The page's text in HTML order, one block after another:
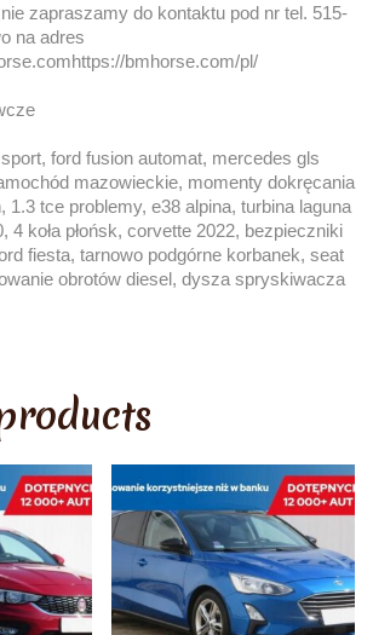
zapraszamy do kontaktu pod nr tel. 515-
na adres
bmhorse.com/pl/
ford fusion automat, mercedes gls
mazowieckie, momenty dokręcania
1.3 tce problemy, e38 alpina, turbina laguna
4 koła płońsk, corvette 2022, bezpieczniki
fiesta, tarnowo podgórne korbanek, seat
obrotów diesel, dysza spryskiwacza